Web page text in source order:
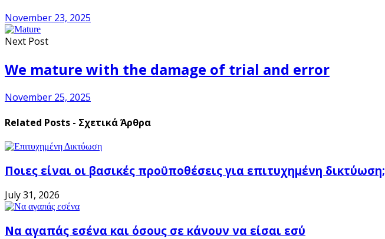
November 23, 2025
Next Post
We mature with the damage of trial and error
November 25, 2025
Related Posts - Σχετικά Άρθρα
Ποιες είναι οι βασικές προϋποθέσεις για επιτυχημένη δικτύωση;
July 31, 2026
Να αγαπάς εσένα και όσους σε κάνουν να είσαι εσύ